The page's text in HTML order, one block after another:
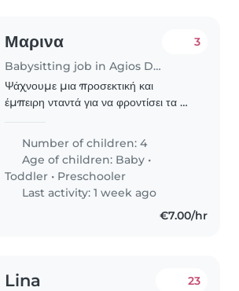
Μαρινα
Babysitting job in Agios Dimitrios (Αττική)
3
Ψάχνουμε μια προσεκτική και
έμπειρη νταντά για να φροντίσει τα 4
προνηπιακό). Τα παιδιά μας είναι
φιλικά, παιχνιδιάρικα και ενεργητικά.
Ένα από τα παιδιά..
Number of children: 4
Age of children: Baby •
Toddler • Preschooler
Last activity: 1 week ago
€7.00/hr
Lina 23